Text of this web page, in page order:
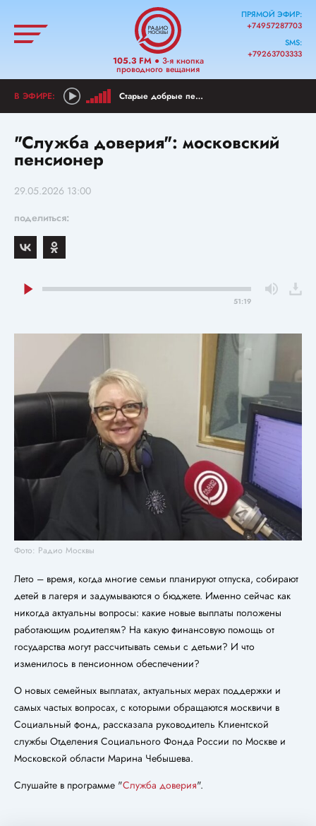
105.3 FM● 3-я кнопка
проводного вещания
ПРЯМОЙ ЭФИР:
+74957287703
SMS:
+79263703333
Старые добрые песни
"Служба доверия": московский
пенсионер
29.05.2026 13:00
поделиться:
51:19
Фото: Радио Москвы
Лето – время, когда многие семьи планируют отпуска, собирают
детей в лагеря и задумываются о бюджете. Именно сейчас как
никогда актуальны вопросы: какие новые выплаты положены
работающим родителям? На какую финансовую помощь от
государства могут рассчитывать семьи с детьми? И что
изменилось в пенсионном обеспечении?
О новых семейных выплатах, актуальных мерах поддержки и
самых частых вопросах, с которыми обращаются москвичи в
Социальный фонд, рассказала руководитель Клиентской
службы Отделения Социального Фонда России по Москве и
Московской области Марина Чебышева.
Слушайте в программе "Служба доверия".